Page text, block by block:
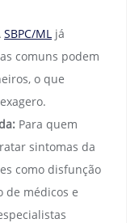
SBPC/ML já
comuns podem
o que
Para quem
sintomas da
como disfunção
de médicos e